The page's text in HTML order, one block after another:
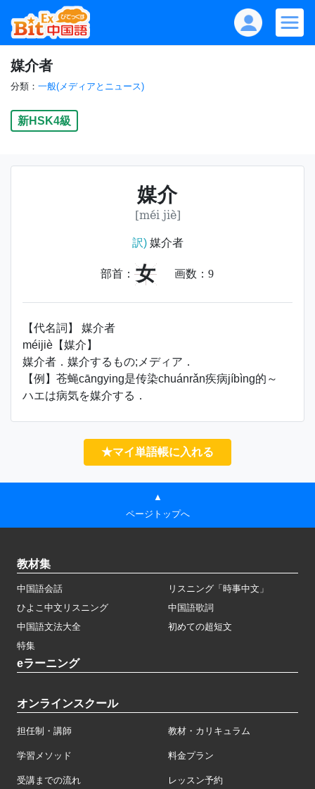
媒介者
分類： 一般(メディアとニュース)
新HSK4級
媒介
[méi jiè]
訳)媒介者
部首： 女 画数： 9
【代名詞】 媒介者
méijiè【媒介】
媒介者．媒介するもの;メディア．
【例】苍蝇cāngying是传染chuánrǎn疾病jíbìng的～
ハエは病気を媒介する．
★マイ単語帳に入れる
▲
ページトップへ
教材集
中国語会話
リスニング「時事中文」
ひよこ中文リスニング
中国語歌詞
中国語文法大全
初めての超短文
特集
eラーニング
オンラインスクール
担任制・講師 教材・カリキュラム
学習メソッド 料金プラン
受講までの流れ レッスン予約